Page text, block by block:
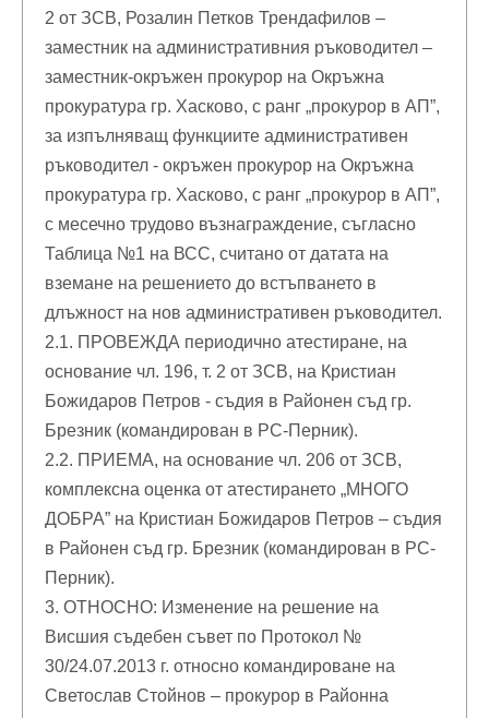
2 от ЗСВ, Розалин Петков Трендафилов –
заместник на административния ръководител –
заместник-окръжен прокурор на Окръжна
прокуратура гр. Хасково, с ранг „прокурор в АП”,
за изпълняващ функциите административен
ръководител - окръжен прокурор на Окръжна
прокуратура гр. Хасково, с ранг „прокурор в АП”,
с месечно трудово възнаграждение, съгласно
Таблица №1 на ВСС, считано от датата на
вземане на решението до встъпването в
длъжност на нов административен ръководител.
2.1. ПРОВЕЖДА периодично атестиране, на
основание чл. 196, т. 2 от ЗСВ, на Кристиан
Божидаров Петров - съдия в Районен съд гр.
Брезник (командирован в РС-Перник).
2.2. ПРИЕМА, на основание чл. 206 от ЗСВ,
комплексна оценка от атестирането „МНОГО
ДОБРА” на Кристиан Божидаров Петров – съдия
в Районен съд гр. Брезник (командирован в РС-
Перник).
3. ОТНОСНО: Изменение на решение на
Висшия съдебен съвет по Протокол №
30/24.07.2013 г. относно командироване на
Светослав Стойнов – прокурор в Районна